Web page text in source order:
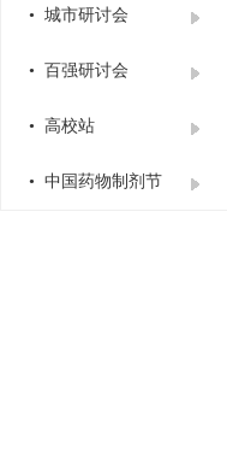
• 城市研讨会
• 百强研讨会
• 高校站
• 中国药物制剂节